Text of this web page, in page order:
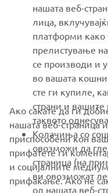
SUPPORT
NEWSLETTER
Be the first one to learn
releases and much more
нашата веб-
лица,
платформи како
прелистување
се производи и
во вашата
сте ги купиле,
страни и вашите
таквото
Колачиња со
овозможи да
страница (на
ви овозможат
од нашата веб-
Ако сакате да ги
нашата веб-страница
приспособени кон
прифатете ги
и социјалните
прифаќање. Ако не